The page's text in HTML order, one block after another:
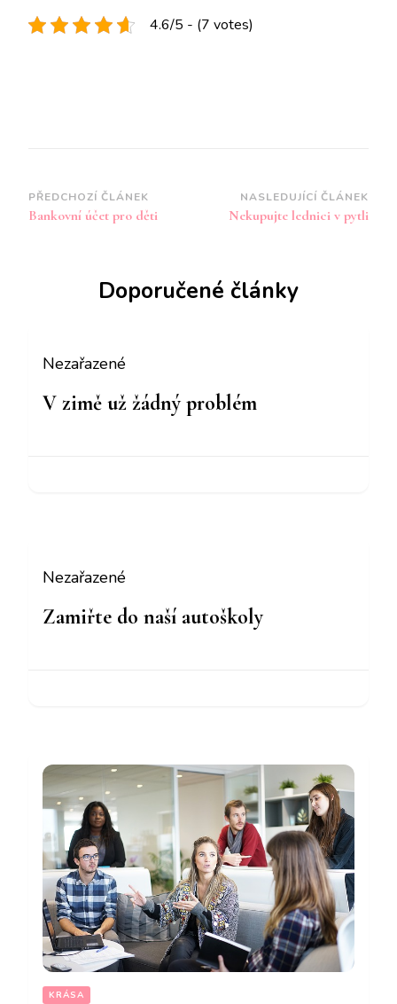
4.6/5 - (7 votes)
Navigace
příspěvku
PŘEDCHOZÍ ČLÁNEK
Bankovní účet pro děti
NASLEDUJÍCÍ ČLÁNEK
Nekupujte lednici v pytli
Doporučené články
Nezařazené
V zimě už žádný problém
Nezařazené
Zamiřte do naší autoškoly
KRÁSA